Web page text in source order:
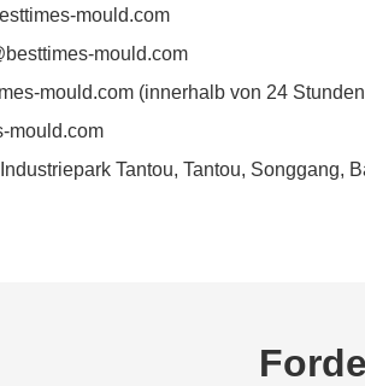
mould.com
mould.com
mould.com (innerhalb von 24
mould.com
Tantou, Tantou, Songgang,